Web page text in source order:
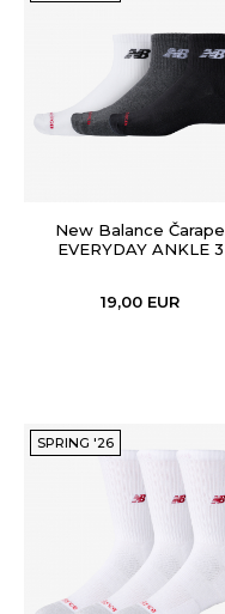
New Balance Čarape
EVERYDAY ANKLE 3
19,00 EUR
SPRING '26